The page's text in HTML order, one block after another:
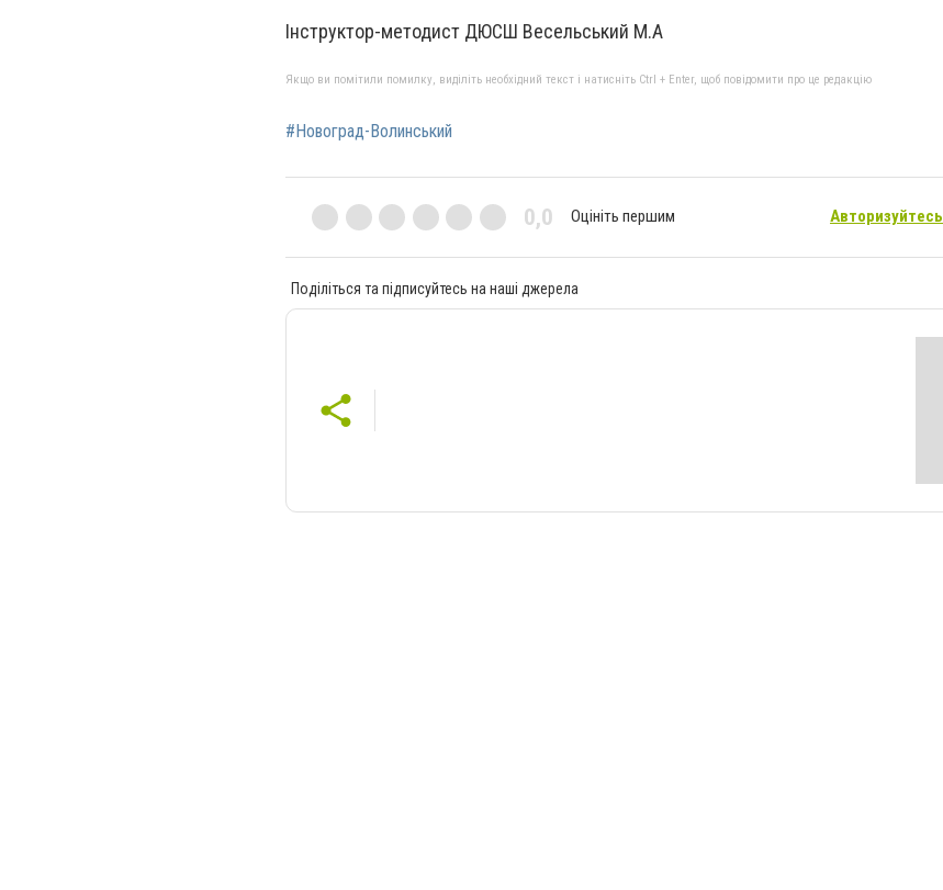
Інструктор-методист ДЮСШ Весельський М.А
Якщо ви помітили помилку, виділіть необхідний текст і натисніть Ctrl + Enter, щоб повідомити про це редакцію
#Новоград-Волинський
0,0 Оцініть першим Авторизуйтесь
Поділіться та підписуйтесь на наші джерела